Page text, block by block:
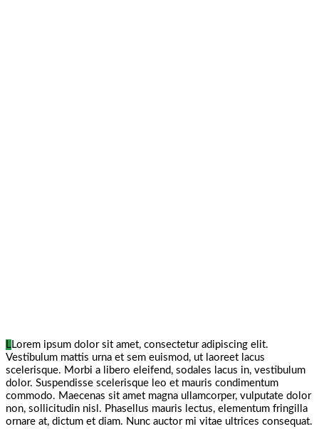
L Lorem ipsum dolor sit amet, consectetur adipiscing elit.
Vestibulum mattis urna et sem euismod, ut laoreet lacus
scelerisque. Morbi a libero eleifend, sodales lacus in, vestibulum
dolor. Suspendisse scelerisque leo et mauris condimentum
commodo. Maecenas sit amet magna ullamcorper, vulputate dolor
non, sollicitudin nisl. Phasellus mauris lectus, elementum fringilla
ornare at, dictum et diam. Nunc auctor mi vitae ultrices consequat.